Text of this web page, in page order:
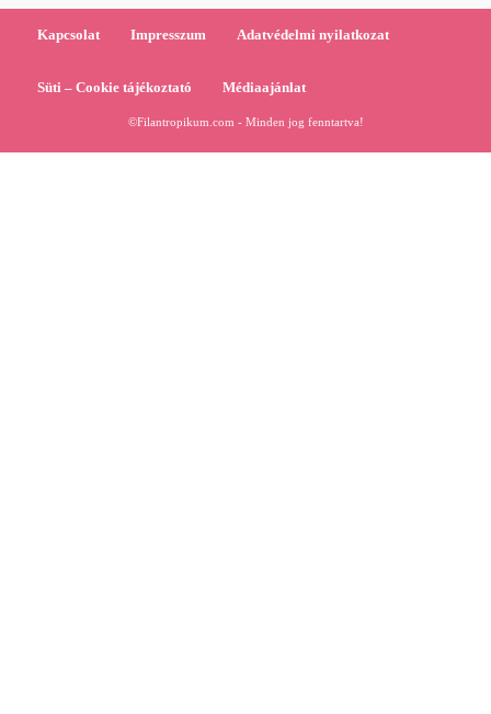
Kapcsolat Impresszum Adatvédelmi nyilatkozat
Süti – Cookie tájékoztató Médiaajánlat
©Filantropikum.com - Minden jog fenntartva!